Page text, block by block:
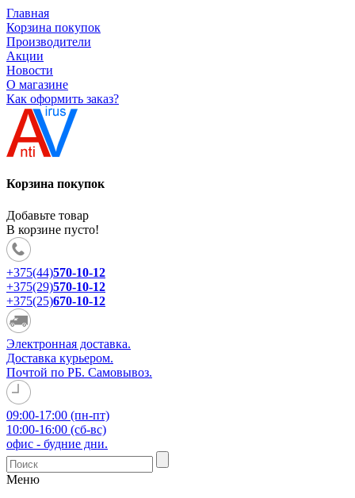
Главная
Корзина покупок
Производители
Акции
Новости
О магазине
Как оформить заказ?
Корзина покупок
Добавьте товар
В корзине пусто!
+375(44)570-10-12
+375(29)570-10-12
+375(25)670-10-12
Электронная доставка.
Доставка курьером.
Почтой по РБ. Самовывоз.
09:00-17:00 (пн-пт)
10:00-16:00 (сб-вс)
офис - будние дни.
Меню